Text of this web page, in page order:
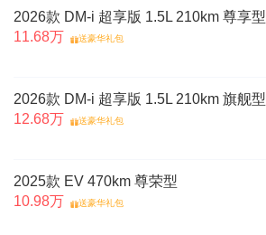
2026款 DM-i 超享版 1.5L 210km 尊享型
11.68万
送豪华礼包
2026款 DM-i 超享版 1.5L 210km 旗舰型
12.68万
送豪华礼包
2025款 EV 470km 尊荣型
10.98万
送豪华礼包